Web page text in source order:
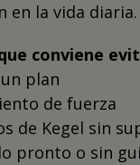
en la vida diaria.
conviene
plan
de fuerza
de Kegel sin
pronto o sin